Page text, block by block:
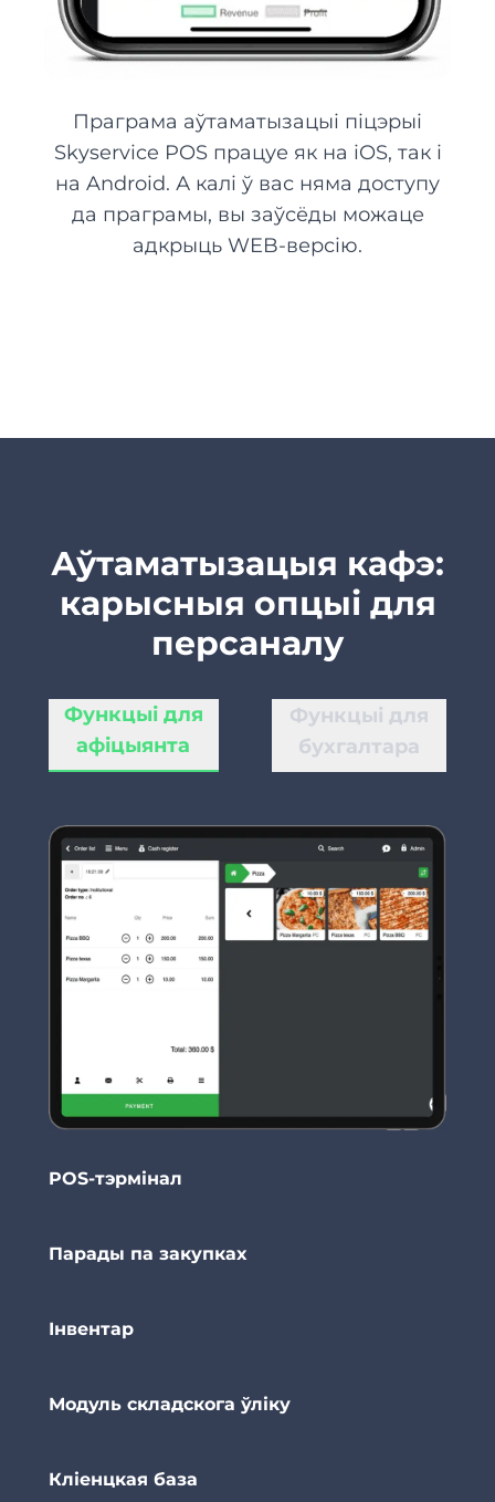
Праграма аўтаматызацыі піцэрыі
Skyservice POS працуе як на iOS, так і
на Android. А калі ў вас няма доступу
да праграмы, вы заўсёды можаце
адкрыць WEB-версію.
Аўтаматызацыя кафэ:
карысныя опцыі для
персаналу
Функцыі для
афіцыянта
Функцыі для
бухгалтара
POS-тэрмінал
Парады па закупках
Інвентар
Модуль складскога ўліку
Кліенцкая база